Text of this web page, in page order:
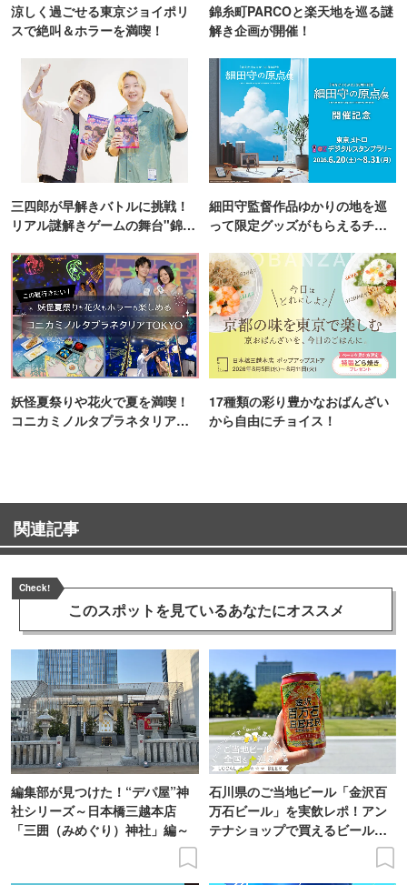
涼しく過ごせる東京ジョイポリ
スで絶叫＆ホラーを満喫！
錦糸町PARCOと楽天地を巡る謎
解き企画が開催！
三四郎が早解きバトルに挑戦！
リアル謎解きゲームの舞台"錦糸
細田守監督作品ゆかりの地を巡
って限定グッズがもらえるチャ
妖怪夏祭りや花火で夏を満喫！
コニカミノルタプラネタリア
17種類の彩り豊かなおばんざい
から自由にチョイス！
関連記事
Check!
このスポットを見ているあなたにオススメ
編集部が見つけた！“デパ屋”神
社シリーズ～日本橋三越本店
「三囲（みめぐり）神社」編～
石川県のご当地ビール「金沢百
万石ビール」を実飲レポ！アン
テナショップで買えるビール特